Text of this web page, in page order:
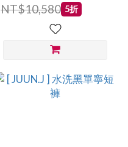
NT$10,580 5折